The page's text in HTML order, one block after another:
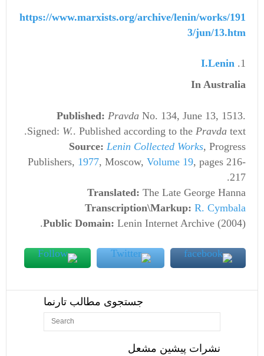
https://www.marxists.org/archive/lenin/works/191
3/jun/13.htm
I.Lenin
In Australia
Published: Pravda No. 134, June 13, 1513.
Signed: W.. Published according to the Pravda text.
Source: Lenin Collected Works, Progress
Publishers, 1977, Moscow, Volume 19, pages 216-
217.
Translated: The Late George Hanna
Transcription\Markup: R. Cymbala
Public Domain: Lenin Internet Archive (2004).
جستجوی مطالب تارنما
نشرات پیشین مشعل